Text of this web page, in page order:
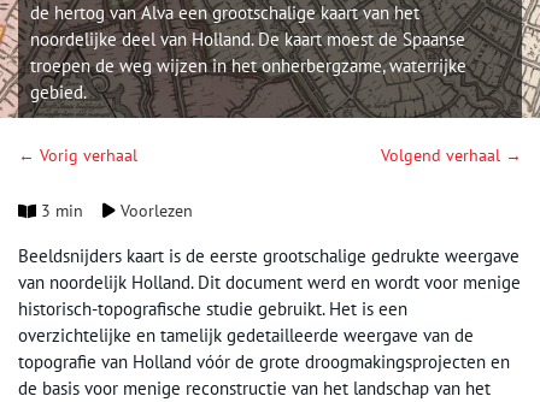
de hertog van Alva een grootschalige kaart van het
noordelijke deel van Holland. De kaart moest de Spaanse
troepen de weg wijzen in het onherbergzame, waterrijke
gebied.
← Vorig verhaal Volgend verhaal →
3 min Voorlezen
Beeldsnijders kaart is de eerste grootschalige gedrukte weergave
van noordelijk Holland. Dit document werd en wordt voor menige
historisch-topografische studie gebruikt. Het is een
overzichtelijke en tamelijk gedetailleerde weergave van de
topografie van Holland vóór de grote droogmakingsprojecten en
de basis voor menige reconstructie van het landschap van het